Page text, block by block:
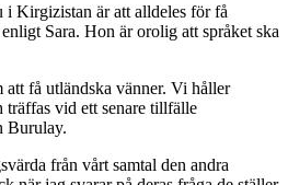
i Kirgizistan är att alldeles för få
Sara. Hon är orolig att språket ska
att få utländska vänner. Vi håller
vid ett senare tillfälle
Burulay.
från vårt samtal den andra